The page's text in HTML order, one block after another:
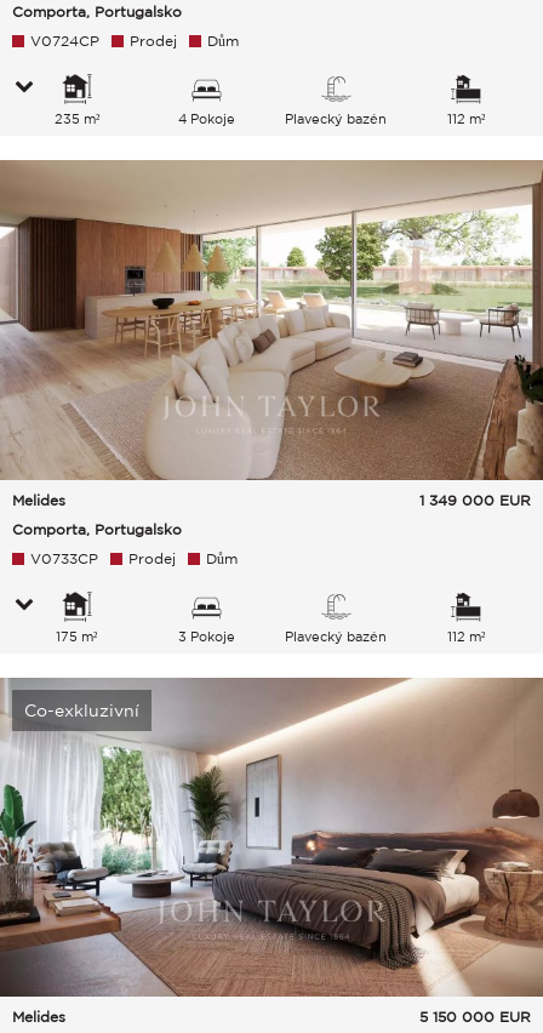
Comporta, Portugalsko
V0724CP Prodej Dům
235 m² 4 Pokoje Plavecký bazén 112 m²
Melides
Comporta, Portugalsko
1 349 000 EUR
V0733CP Prodej Dům
175 m² 3 Pokoje Plavecký bazén 112 m²
Co-exkluzivní
Melides
5 150 000 EUR